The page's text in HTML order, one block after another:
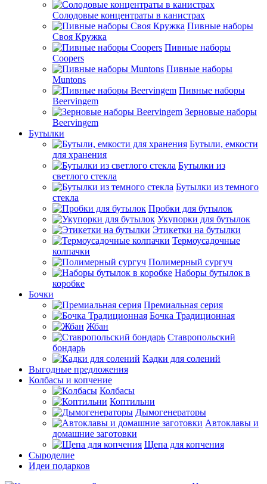
Солодовые концентраты в канистрах
Пивные наборы
Своя Кружка
Пивные наборы
Coopers
Пивные наборы
Muntons
Пивные наборы
Beervingem
Зерновые наборы
Beervingem
Бутылки
Бутыли, емкости
для хранения
Бутылки из
светлого стекла
Бутылки из темного
стекла
Пробки для бутылок
Укупорки для бутылок
Этикетки на бутылки
Термоусадочные
колпачки
Полимерный сургуч
Наборы бутылок в
коробке
Бочки
Премиальная серия
Бочка Традиционная
Жбан
Ставропольский
бондарь
Кадки для солений
Выгодные предложения
Колбасы и копчение
Колбасы
Коптильни
Дымогенераторы
Автоклавы и
домашние заготовки
Щепа для копчения
Сыроделие
Идеи подарков